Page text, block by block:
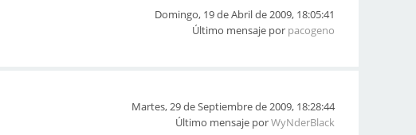
Domingo, 19 de Abril de 2009, 18:05:41
Último mensaje por pacogeno
Martes, 29 de Septiembre de 2009, 18:28:44
Último mensaje porWyNderBlack